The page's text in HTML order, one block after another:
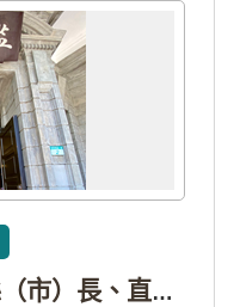
公告本院許可115年縣（市）長、直轄市議員、縣（市）議員擬參選人開立政治獻金專戶共計4戶。各專戶得收受政治獻金期間為自專戶許可設立日起至115年11月27日止，專戶名冊詳如附件。